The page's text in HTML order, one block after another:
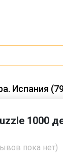
Испания
1000
пока нет)